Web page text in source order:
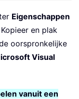
Eigenschappen
en plak
oorspronkelijke
Visual
vanuit een